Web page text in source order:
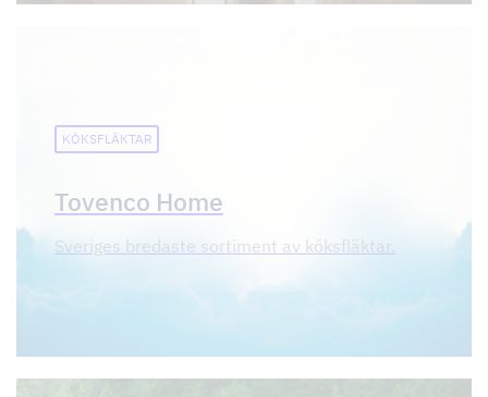
KÖKSFLÄKTAR
Tovenco Home
Sveriges bredaste sortiment av köksfläktar.